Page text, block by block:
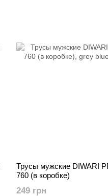
Трусы мужские DIWARI
760 (в коробке)
249 грн